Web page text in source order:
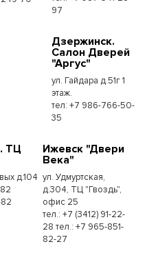
97
Дзержинск.
Салон Дверей
"Аргус"
ул. Гайдара д.51г 1
этаж.
тел: +7 986-766-50-
35
ТЦ
д.104
Ижевск "Двери
Века"
ул. Удмуртская,
д.304, ТЦ "Гвоздь",
офис 25
тел.: +7 (3412) 91-22-
28 тел.: +7 965-851-
82-27